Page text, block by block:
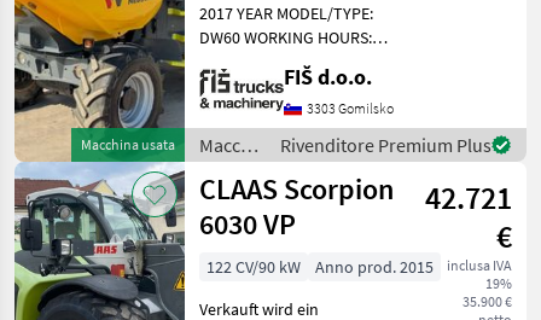
Macchina usata
2017 YEAR MODEL/TYPE:
DW60 WORKING HOURS:
3.440 h ENGINE: DIESEL
PERKINS - 55 kW WEIGHT:
5.148 kg LIFT / PAYLOAD
CAPACITY: 6.000 kg 4x4
DRIVE HYDROSTATIC DRIV
FIŠ d.o.o.
3303 Gomilsko
Macchine
edili /
Wacker
Neuson
Rivenditore Premium Plus
CLAAS Scorpion
6030 VP
42.721
€
inclusa IVA
19%
35.900 €
122 CV/90 kW
Anno prod. 2015
Verkauft wird ein